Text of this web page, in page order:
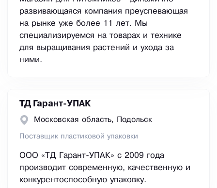
развивающаяся компания преуспевающая
на рынке уже более 11 лет. Мы
специализируемся на товарах и технике
для выращивания растений и ухода за
ними.
ТД Гарант-УПАК
Московская область, Подольск
Поставщик пластиковой упаковки
ООО «ТД Гарант-УПАК» с 2009 года
производит современную, качественную и
конкурентоспособную упаковку.